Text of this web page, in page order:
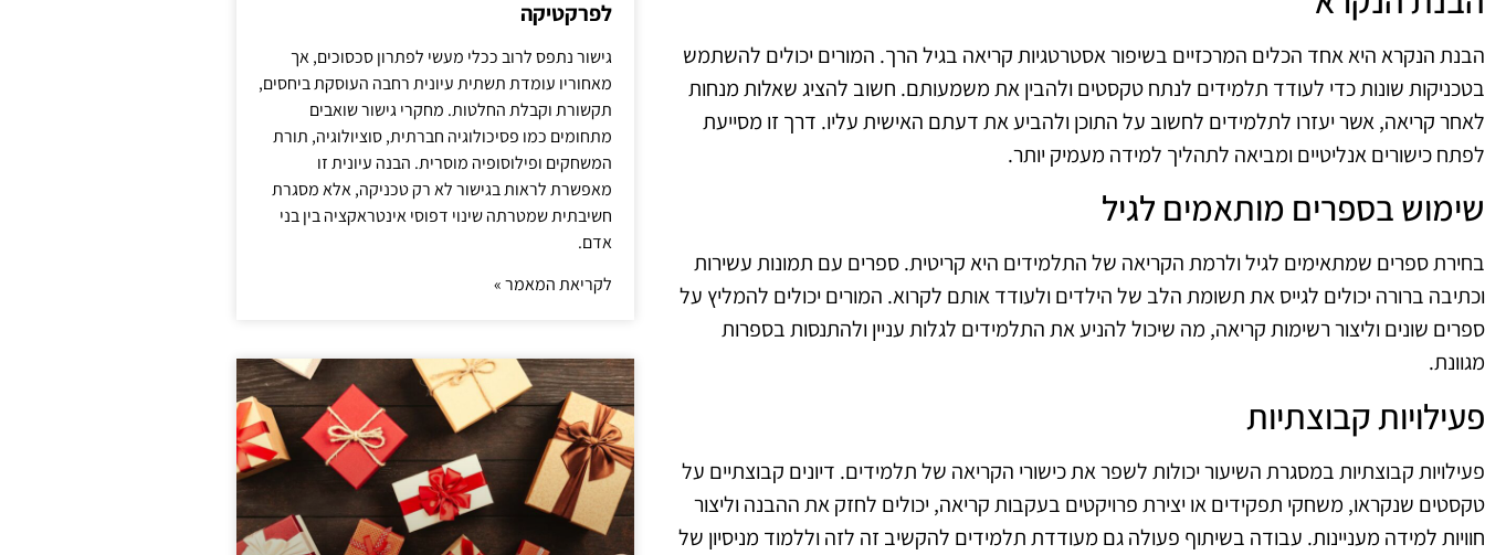
הבנת הנקרא היא אחד הכלים המרכזיים בשיפור אסטרטגיות קריאה בגיל הרך. המורים יכולים להשתמש
בטכניקות שונות כדי לעודד תלמידים לנתח טקסטים ולהבין את משמעותם. חשוב להציג שאלות מנחות
לאחר קריאה, אשר יעזרו לתלמידים לחשוב על התוכן ולהביע את דעתם האישית עליו. דרך זו מסייעת
לפתח כישורים אנליטיים ומביאה לתהליך למידה מעמיק יותר.
שימוש בספרים מותאמים לגיל
בחירת ספרים שמתאימים לגיל ולרמת הקריאה של התלמידים היא קריטית. ספרים עם תמונות עשירות
וכתיבה ברורה יכולים לגייס את תשומת הלב של הילדים ולעודד אותם לקרוא. המורים יכולים להמליץ על
ספרים שונים וליצור רשימות קריאה, מה שיכול להניע את התלמידים לגלות עניין ולהתנסות בספרות
מגוונת.
פעילויות קבוצתיות
פעילויות קבוצתיות במסגרת השיעור יכולות לשפר את כישורי הקריאה של תלמידים. דיונים קבוצתיים על
טקסטים שנקראו, משחקי תפקידים או יצירת פרויקטים בעקבות קריאה, יכולים לחזק את ההבנה וליצור
חוויות למידה מעניינות. עבודה בשיתוף פעולה גם מעודדת תלמידים להקשיב זה לזה וללמוד מניסיון של
לפרקטיקה
גישור נתפס לרוב ככלי מעשי לפתרון סכסוכים, אך
מאחוריו עומדת תשתית עיונית רחבה העוסקת ביחסים,
תקשורת וקבלת החלטות. מחקרי גישור שואבים
מתחומים כמו פסיכולוגיה חברתית, סוציולוגיה, תורת
המשחקים ופילוסופיה מוסרית. הבנה עיונית זו
מאפשרת לראות בגישור לא רק טכניקה, אלא מסגרת
חשיבתית שמטרתה שינוי דפוסי אינטראקציה בין בני
אדם.
לקריאת המאמר »